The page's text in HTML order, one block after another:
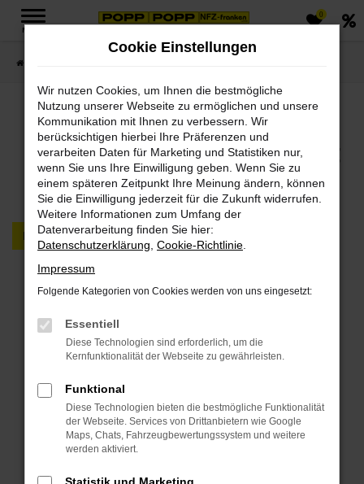
Zum
MENÜ
0
Jetzt PKWs & LKWs in
unserem Fahrzeugmarkt
finden
PKW LKW
Fehler: Network Error
Beim Laden ist ein Fehler aufgetreten.
Hier sind ein paar Tipps, die dir helfen können:
Internetverbindung.
Laden andere Webseiten, zum Beispiel deine
Suchmaschine?
Prüfe deine Browsererweiterungen.
Cookie Einstellungen
Wir nutzen Cookies, um Ihnen die bestmögliche
Nutzung unserer Webseite zu ermöglichen und unsere
Kommunikation mit Ihnen zu verbessern. Wir
berücksichtigen hierbei Ihre Präferenzen und
verarbeiten Daten für Marketing und Statistiken nur,
wenn Sie uns Ihre Einwilligung geben. Wenn Sie zu
einem späteren Zeitpunkt Ihre Meinung ändern, können
Sie die Einwilligung jederzeit für die Zukunft widerrufen.
Weitere Informationen zum Umfang der
Datenverarbeitung finden Sie hier:
Datenschutzerklärung Cookie-Richtlinie
Impressum
Folgende Kategorien von Cookies werden von uns eingesetzt:
Essentiell
Diese Technologien sind erforderlich, um die
Kernfunktionalität der Webseite zu gewährleisten.
Funktional
Diese Technologien bieten die bestmögliche Funktionalität
der Webseite. Services von Drittanbietern wie Google
Maps, Chats, Fahrzeugbewertungssystem und weitere
werden aktiviert.